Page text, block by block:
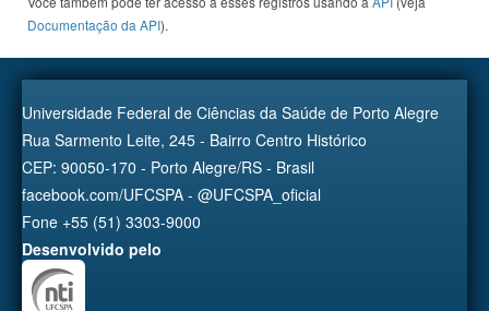
Documentação da API).
Universidade Federal de Ciências da Saúde de Porto Alegre
Rua Sarmento Leite, 245 - Bairro Centro Histórico
CEP: 90050-170 - Porto Alegre/RS - Brasil
facebook.com/UFCSPA - @UFCSPA_oficial
Fone +55 (51) 3303-9000
Desenvolvido pelo